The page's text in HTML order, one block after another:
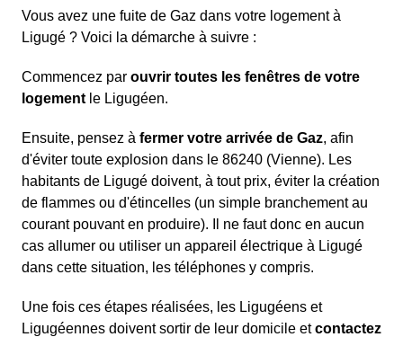
Vous avez une fuite de Gaz dans votre logement à
Ligugé ? Voici la démarche à suivre :
Commencez par ouvrir toutes les fenêtres de votre
logement le Ligugéen.
Ensuite, pensez à fermer votre arrivée de Gaz, afin
d'éviter toute explosion dans le 86240 (Vienne). Les
habitants de Ligugé doivent, à tout prix, éviter la création
de flammes ou d'étincelles (un simple branchement au
courant pouvant en produire). Il ne faut donc en aucun
cas allumer ou utiliser un appareil électrique à Ligugé
dans cette situation, les téléphones y compris.
Une fois ces étapes réalisées, les Ligugéens et
Ligugéennes doivent sortir de leur domicile etcontactez